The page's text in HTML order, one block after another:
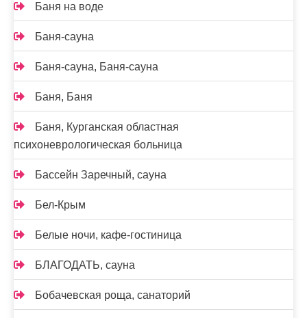
Баня на воде
Баня-сауна
Баня-сауна, Баня-сауна
Баня, Баня
Баня, Курганская областная
психоневрологическая больница
Бассейн Заречный, сауна
Бел-Крым
Белые ночи, кафе-гостиница
БЛАГОДАТЬ, сауна
Бобачевская роща, санаторий